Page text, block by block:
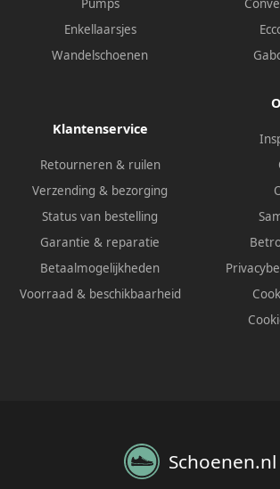
Pumps
Enkellaarsjes
Wandelschoenen
Klantenservice
Retourneren & ruilen
Verzending & bezorging
Status van bestelling
Garantie & reparatie
Betaalmogelijkheden
Voorraad & beschikbaarheid
Schoenen.nl